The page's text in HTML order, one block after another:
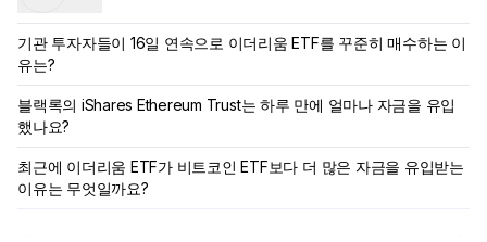
기관 투자자들이 16일 연속으로 이더리움 ETF를 꾸준히 매수하는 이
유는?
블랙록의 iShares Ethereum Trust는 하루 만에 얼마나 자금을 유입
했나요?
최근에 이더리움 ETF가 비트코인 ETF보다 더 많은 자금을 유입받는
이유는 무엇일까요?